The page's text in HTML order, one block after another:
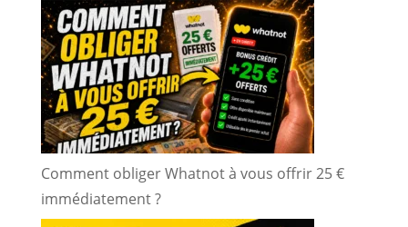
Comment obliger Whatnot à vous offrir 25 €
immédiatement ?